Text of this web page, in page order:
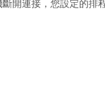
開連接，您設定的排